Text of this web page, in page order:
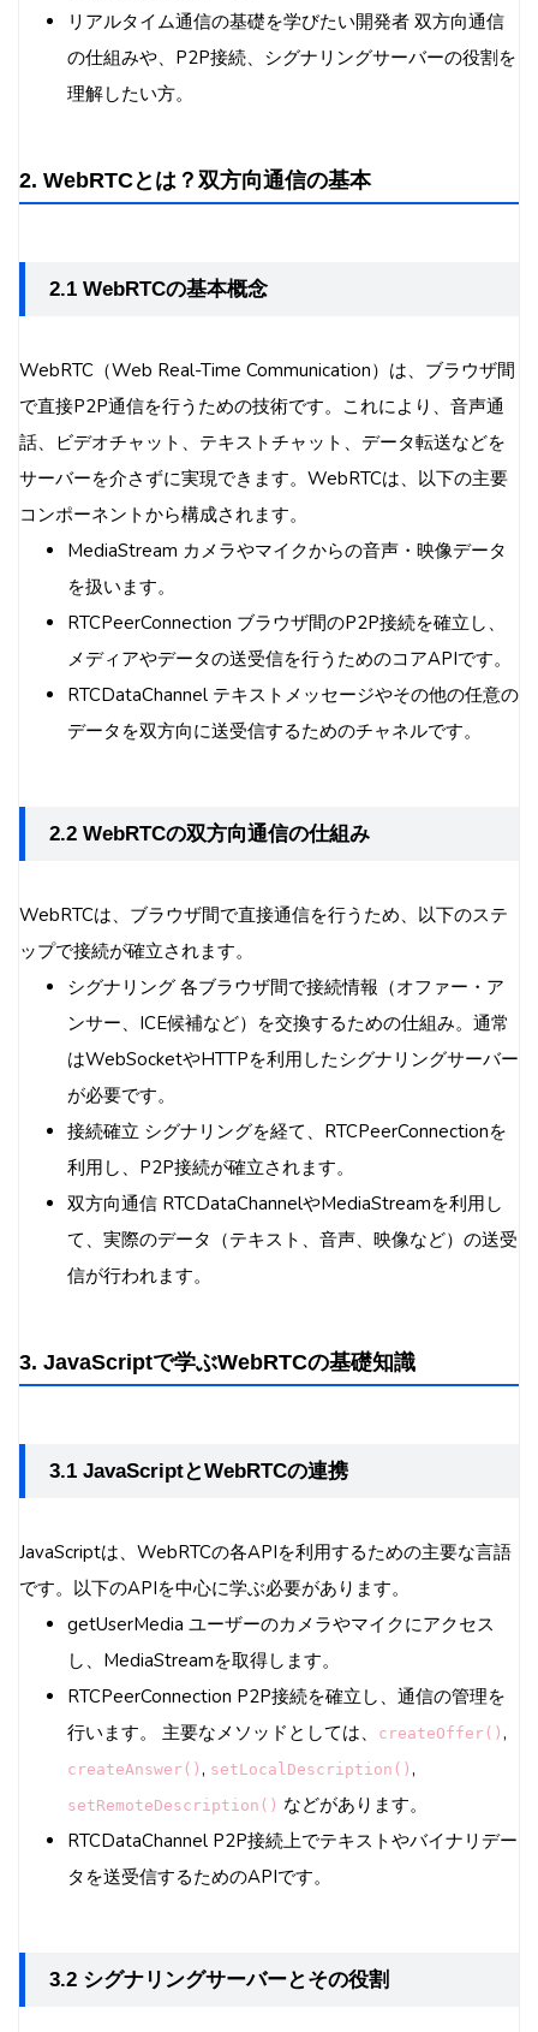
リアルタイム通信の基礎を学びたい開発者 双方向通信
の仕組みや、P2P接続、シグナリングサーバーの役割を
理解したい方。
2. WebRTCとは？双方向通信の基本
2.1 WebRTCの基本概念
WebRTC（Web Real-Time Communication）は、ブラウザ間
で直接P2P通信を行うための技術です。これにより、音声通
話、ビデオチャット、テキストチャット、データ転送などを
サーバーを介さずに実現できます。WebRTCは、以下の主要
コンポーネントから構成されます。
MediaStream カメラやマイクからの音声・映像データ
を扱います。
RTCPeerConnection ブラウザ間のP2P接続を確立し、
メディアやデータの送受信を行うためのコアAPIです。
RTCDataChannel テキストメッセージやその他の任意の
データを双方向に送受信するためのチャネルです。
2.2 WebRTCの双方向通信の仕組み
WebRTCは、ブラウザ間で直接通信を行うため、以下のステ
ップで接続が確立されます。
シグナリング 各ブラウザ間で接続情報（オファー・ア
ンサー、ICE候補など）を交換するための仕組み。通常
はWebSocketやHTTPを利用したシグナリングサーバー
が必要です。
接続確立 シグナリングを経て、RTCPeerConnectionを
利用し、P2P接続が確立されます。
双方向通信 RTCDataChannelやMediaStreamを利用し
て、実際のデータ（テキスト、音声、映像など）の送受
信が行われます。
3. JavaScriptで学ぶWebRTCの基礎知識
3.1 JavaScriptとWebRTCの連携
JavaScriptは、WebRTCの各APIを利用するための主要な言語
です。以下のAPIを中心に学ぶ必要があります。
getUserMedia ユーザーのカメラやマイクにアクセス
し、MediaStreamを取得します。
RTCPeerConnection P2P接続を確立し、通信の管理を
行います。 主要なメソッドとしては、
createOffer() ,
createAnswer() , setLocalDescription() ,
setRemoteDescription() などがあります。
RTCDataChannel P2P接続上でテキストやバイナリデー
タを送受信するためのAPIです。
3.2 シグナリングサーバーとその役割